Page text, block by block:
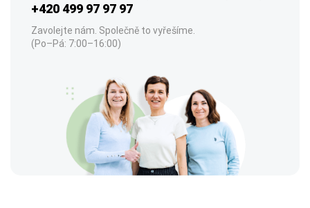
+420 499 97 97 97
Zavolejte nám. Společně to vyřešíme.
(Po–Pá: 7:00–16:00)